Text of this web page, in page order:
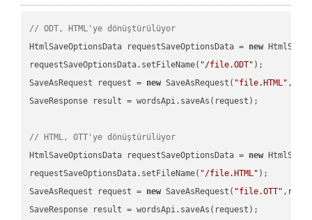
// ODT, HTML'ye dönüştürülüyor
HtmlSaveOptionsData requestSaveOptionsData = new
requestSaveOptionsData.setFileName( "/file.ODT" );
SaveAsRequest request = new SaveAsRequest( "file.HTML"
SaveResponse result = wordsApi.saveAs(request);
// HTML, OTT'ye dönüştürülüyor
HtmlSaveOptionsData requestSaveOptionsData = new
requestSaveOptionsData.setFileName( "/file.HTML" );
SaveAsRequest request = new SaveAsRequest( "file.OTT"